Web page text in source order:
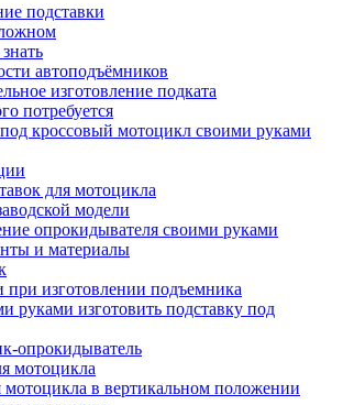
подставки
автоподъёмников
изготовление подката
потребуется
кроссовый мотоцикл своими руками
для мотоцикла
модели
опрокидывателя своими руками
и материалы
при изготовлении подъемника
руками изготовить подставку под
опрокидыватель
мотоцикла
в вертикальном положении